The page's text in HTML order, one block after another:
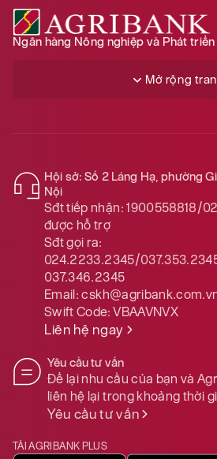
Ngân hàng Nông nghiệp và Phát
Mở rộng
Hội sở: Số 2 Láng Hạ, phường
Nội
Sđt tiếp nhận: 1900558818/
được hỗ trợ
Sđt gọi ra:
024.2233.2345/
037.346.2345
Email:
Swift Code:VBAAVNVX
Liên hệ ngay
Yêu cầu tư vấn
Để lại nhu cầu của bạn và
liên hệ lại trong khoảng thời
Yêu cầu tư vấn
TẢI AGRIBANK PLUS